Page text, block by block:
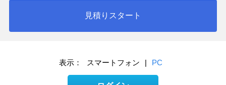
見積りスタート
表示： スマートフォン | PC